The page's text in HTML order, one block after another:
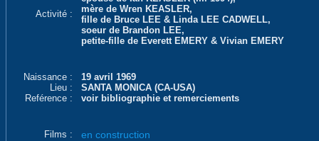
Activité :
mère de Wren KEASLER,
fille de Bruce LEE & Linda LEE CADWELL,
soeur de Brandon LEE,
petite-fille de Everett EMERY & Vivian EMERY
Naissance :
19 avril 1969
Lieu :
SANTA MONICA (CA-USA)
Reférence :
voir bibliographie et remerciements
Films : en construction